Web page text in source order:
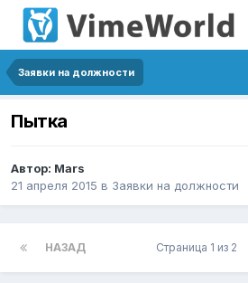
Заявки на должности
Пытка
Автор: Mars
21 апреля 2015 в Заявки на должности
НАЗАД Страница 1 из 2